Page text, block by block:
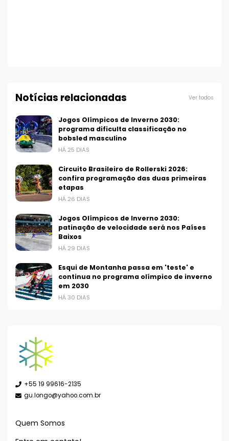
Notícias relacionadas Ver todos
Jogos Olímpicos de Inverno 2030:
programa dificulta classificação no
bobsled masculino
HÁ 25 DIAS
Circuito Brasileiro de Rollerski 2026:
confira programação das duas primeiras
etapas
HÁ 26 DIAS
Jogos Olímpicos de Inverno 2030:
patinação de velocidade será nos Países
Baixos
HÁ 29 DIAS
Esqui de Montanha passa em 'teste' e
continua no programa olímpico de inverno
em 2030
HÁ 30 DIAS
+55 19 99616-2135
gu.longo@yahoo.com.br
Quem Somos